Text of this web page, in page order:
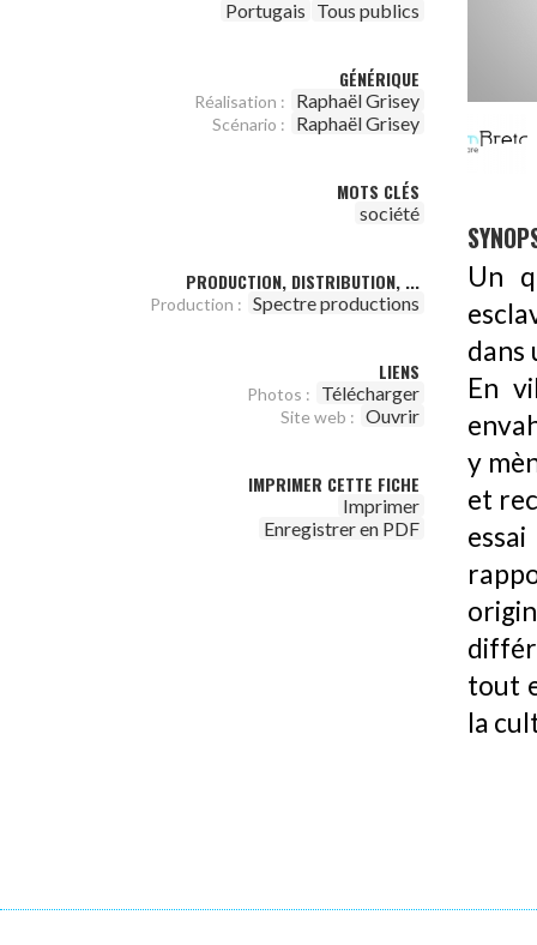
Portugais Tous publics
GÉNÉRIQUE
Réalisation : Raphaël Grisey
Scénario : Raphaël Grisey
MOTS CLÉS
société
PRODUCTION, DISTRIBUTION, ...
Production : Spectre productions
LIENS
Photos : Télécharger
Site web : Ouvrir
IMPRIMER CETTE FICHE
Imprimer
Enregistrer en PDF
Un
dans
En
y
et
tout
la